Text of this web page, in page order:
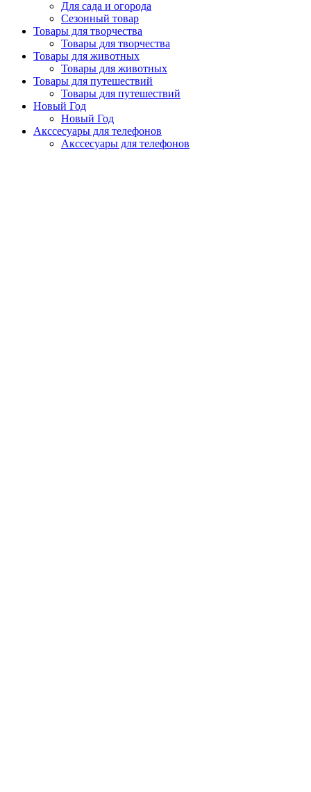
Для сада и огорода
Сезонный товар
Товары для творчества
Товары для творчества
Товары для животных
Товары для животных
Товары для путешествий
Товары для путешествий
Новый Год
Новый Год
Акссесуары для телефонов
Акссесуары для телефонов